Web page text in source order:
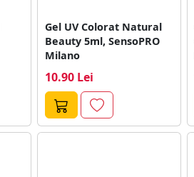
Gel UV Colorat Natural
Beauty 5ml, SensoPRO
Milano
10.90 Lei